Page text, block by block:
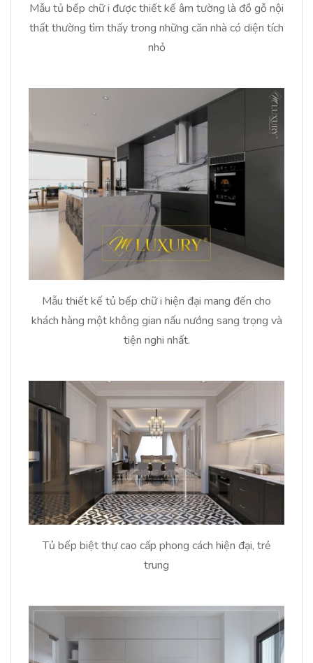
Mẫu tủ bếp chữ i được thiết kế âm tường là đồ gỗ nội
thất thường tìm thấy trong những căn nhà có diện tích
nhỏ
Mẫu thiết kế tủ bếp chữ i hiện đại mang đến cho
khách hàng một không gian nấu nướng sang trọng và
tiện nghi nhất.
Tủ bếp biệt thự cao cấp phong cách hiện đại, trẻ
trung